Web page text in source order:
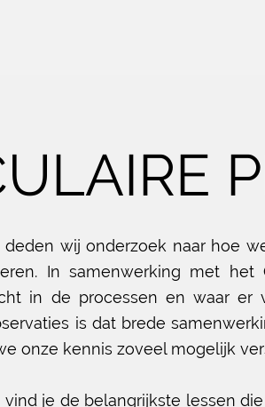
deden wij onderzoek naar hoe
In samenwerking met het
in de processen en waar er
is dat brede
onze kennis zoveel mogelijk
vind je de belangrijkste lessen